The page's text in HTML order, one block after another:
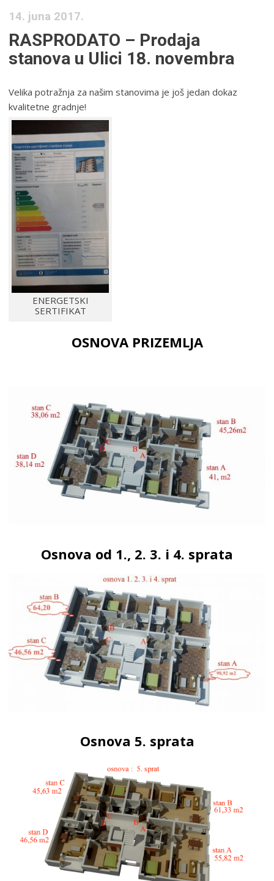
14. juna 2017.
RASPRODATO – Prodaja
stanova u Ulici 18. novembra
Velika potražnja za našim stanovima je još jedan dokaz
kvalitetne gradnje!
ENERGETSKI
SERTIFIKAT
OSNOVA PRIZEMLJA
Osnova od 1., 2. 3. i 4. sprata
Osnova 5. sprata